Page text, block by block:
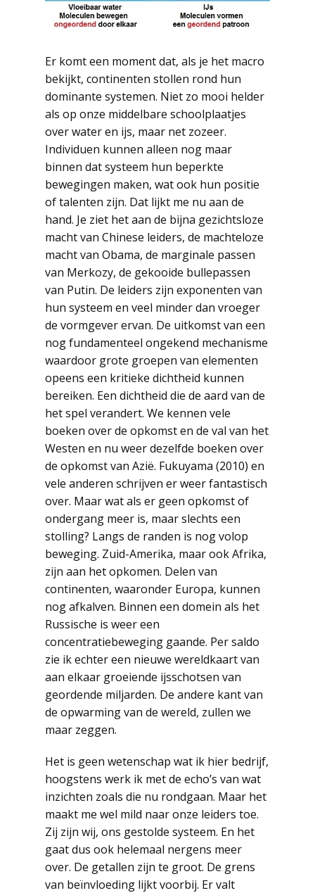
Er komt een moment dat, als je het macro
bekijkt, continenten stollen rond hun
dominante systemen. Niet zo mooi helder
als op onze middelbare schoolplaatjes
over water en ijs, maar net zozeer.
Individuen kunnen alleen nog maar
binnen dat systeem hun beperkte
bewegingen maken, wat ook hun positie
of talenten zijn. Dat lijkt me nu aan de
hand. Je ziet het aan de bijna gezichtsloze
macht van Chinese leiders, de machteloze
macht van Obama, de marginale passen
van Merkozy, de gekooide bullepassen
van Putin. De leiders zijn exponenten van
hun systeem en veel minder dan vroeger
de vormgever ervan. De uitkomst van een
nog fundamenteel ongekend mechanisme
waardoor grote groepen van elementen
opeens een kritieke dichtheid kunnen
bereiken. Een dichtheid die de aard van de
het spel verandert. We kennen vele
boeken over de opkomst en de val van het
Westen en nu weer dezelfde boeken over
de opkomst van Azië. Fukuyama (2010) en
vele anderen schrijven er weer fantastisch
over. Maar wat als er geen opkomst of
ondergang meer is, maar slechts een
stolling? Langs de randen is nog volop
beweging. Zuid-Amerika, maar ook Afrika,
zijn aan het opkomen. Delen van
continenten, waaronder Europa, kunnen
nog afkalven. Binnen een domein als het
Russische is weer een
concentratiebeweging gaande. Per saldo
zie ik echter een nieuwe wereldkaart van
aan elkaar groeiende ijsschotsen van
geordende miljarden. De andere kant van
de opwarming van de wereld, zullen we
maar zeggen.
Het is geen wetenschap wat ik hier bedrijf,
hoogstens werk ik met de echo’s van wat
inzichten zoals die nu rondgaan. Maar het
maakt me wel mild naar onze leiders toe.
Zij zijn wij, ons gestolde systeem. En het
gaat dus ook helemaal nergens meer
over. De getallen zijn te groot. De grens
van beïnvloeding lijkt voorbij. Er valt